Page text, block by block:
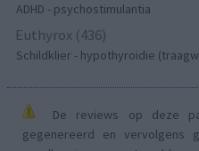
ADHD - psychostimulantia
Euthyrox (436)
Schildklier - hypothyroidie
De reviews op deze
gegenereerd en vervolgens